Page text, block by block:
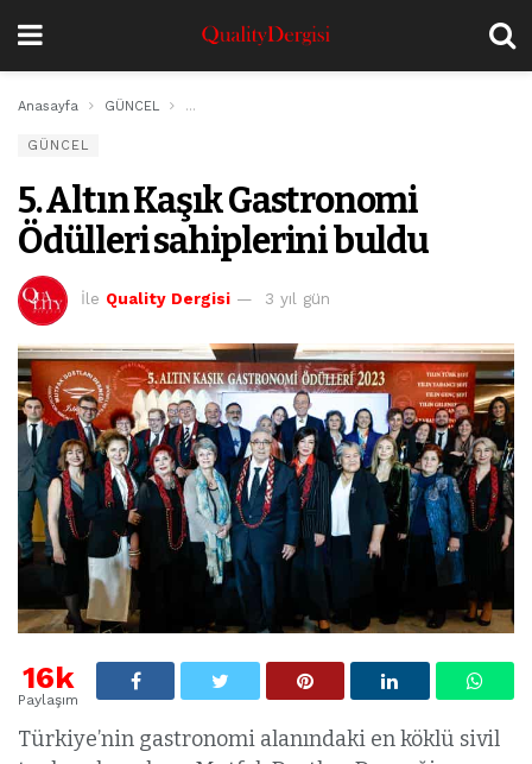
Anasayfa GÜNCEL 5. Altın Kaşık Gastronomi Ödülleri sahiplerini buldu
GÜNCEL
5. Altın Kaşık Gastronomi
Ödülleri sahiplerini buldu
İle Quality Dergisi 3 yıl gün
16k
Paylaşım
Türkiye’nin gastronomi alanındaki en köklü sivil